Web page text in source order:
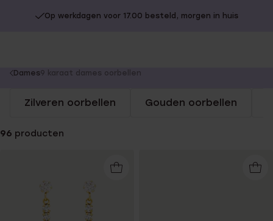
Op werkdagen voor 17.00 besteld, morgen in huis
You
here:
Dames9 karaat dames oorbellen
Zilveren oorbellen Gouden oorbellen
96 producten